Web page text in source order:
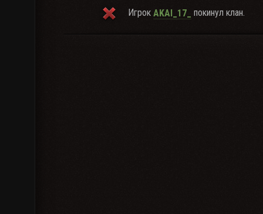
Игрок AKAI_17_ покинул клан.